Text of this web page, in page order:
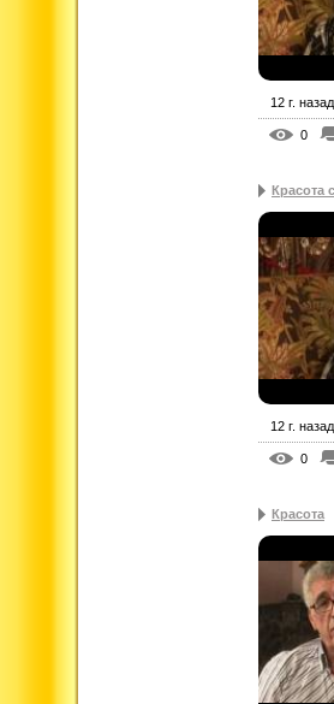
12 г. назад
0
Красота
12 г. назад
0
Красота